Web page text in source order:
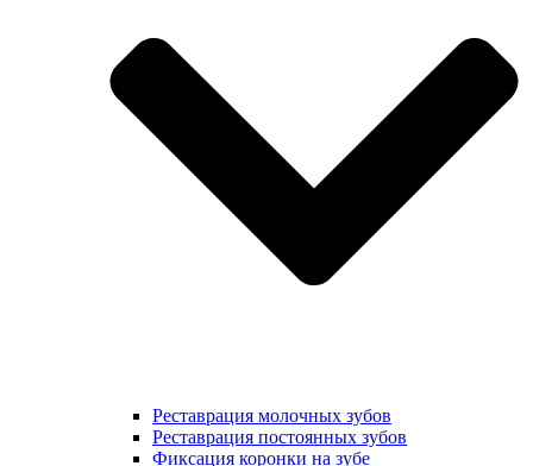
Реставрация молочных зубов
Реставрация постоянных зубов
Фиксация коронки на зубе